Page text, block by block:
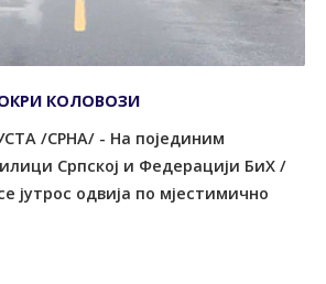
КОЛОВОЗИ
/СРНА/ - На појединим
Српској и Федерацији БиХ /
јутрос одвија по мјестимично